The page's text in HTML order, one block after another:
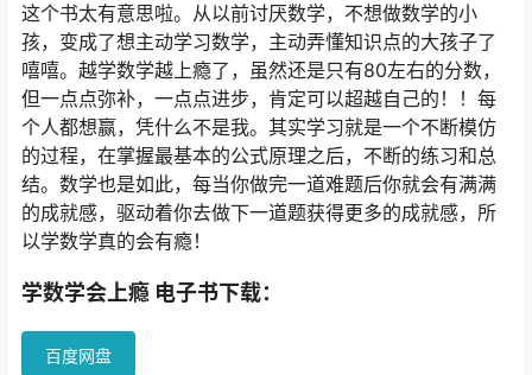
这个书太有意思啦。从以前讨厌数学，不想做数学的小
孩，变成了想主动学习数学，主动弄懂知识点的大孩子了
嘻嘻。越学数学越上瘾了，虽然还是只有80左右的分数，
但一点点弥补，一点点进步，肯定可以超越自己的！！每
个人都想赢，凭什么不是我。其实学习就是一个不断模仿
的过程，在掌握最基本的公式原理之后，不断的练习和总
结。数学也是如此，每当你做完一道难题后你就会有满满
的成就感，驱动着你去做下一道题获得更多的成就感，所
以学数学真的会有瘾！
学数学会上瘾 电子书下载：
百度网盘